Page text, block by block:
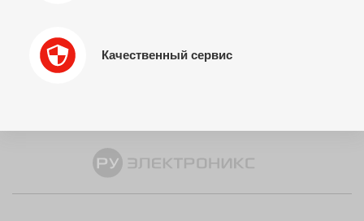
Качественный сервис